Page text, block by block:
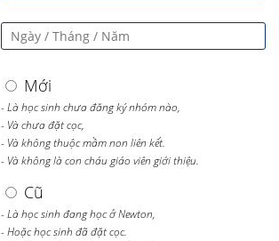
Mới
- Là học sinh chưa đăng ký nhóm nào,
- Và chưa đặt cọc,
- Và không thuộc mầm non liên kết.
- Và không là con cháu giáo viên giới thiệu.
Cũ
- Là học sinh đang học ở Newton,
- Hoặc học sinh đã đặt cọc.